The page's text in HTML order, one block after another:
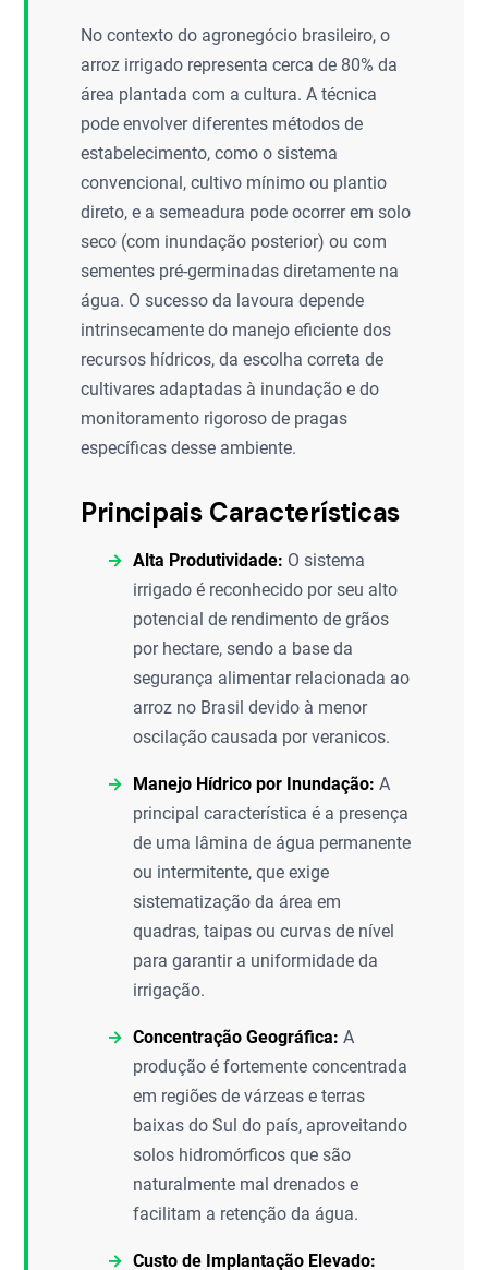
No contexto do agronegócio brasileiro, o
arroz irrigado representa cerca de 80% da
área plantada com a cultura. A técnica
pode envolver diferentes métodos de
estabelecimento, como o sistema
convencional, cultivo mínimo ou plantio
direto, e a semeadura pode ocorrer em solo
seco (com inundação posterior) ou com
sementes pré-germinadas diretamente na
água. O sucesso da lavoura depende
intrinsecamente do manejo eficiente dos
recursos hídricos, da escolha correta de
cultivares adaptadas à inundação e do
monitoramento rigoroso de pragas
específicas desse ambiente.
Principais Características
Alta Produtividade: O sistema
irrigado é reconhecido por seu alto
potencial de rendimento de grãos
por hectare, sendo a base da
segurança alimentar relacionada ao
arroz no Brasil devido à menor
oscilação causada por veranicos.
Manejo Hídrico por Inundação: A
principal característica é a presença
de uma lâmina de água permanente
ou intermitente, que exige
sistematização da área em
quadras, taipas ou curvas de nível
para garantir a uniformidade da
irrigação.
Concentração Geográfica: A
produção é fortemente concentrada
em regiões de várzeas e terras
baixas do Sul do país, aproveitando
solos hidromórficos que são
naturalmente mal drenados e
facilitam a retenção da água.
Custo de Implantação Elevado: